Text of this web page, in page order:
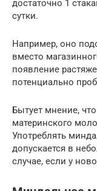
достаточно 1
сутки.
Например, оно
вместо
появление
потенциально
Бытует мнение,
материнского
Употреблять
допускается в
случае, если у